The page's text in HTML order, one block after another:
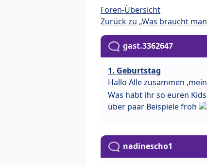
Foren-Übersicht
Zurück zu „Was braucht
gast.3362647
1. Geburtstag
Hallo Alle zusammen
Was habt ihr so euren
über paar Beispiele froh
nadinescho1